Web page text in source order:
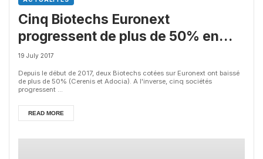
Cinq Biotechs Euronext
progressent de plus de 50% en
2017
19 July 2017
Depuis le début de 2017, deux Biotechs cotées sur Euronext ont baissé
de plus de 50% (Cerenis et Adocia). A l'inverse, cinq sociétés
progressent ...
READ MORE